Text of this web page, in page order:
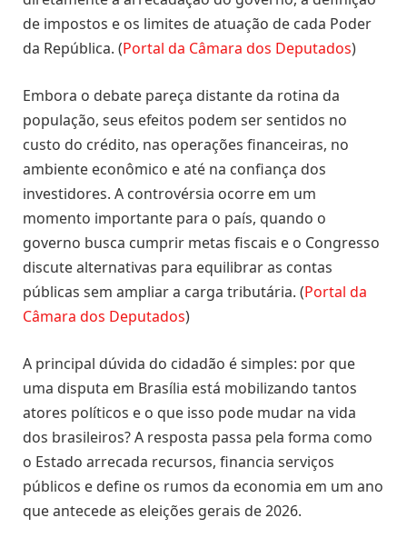
de impostos e os limites de atuação de cada Poder
da República. (Portal da Câmara dos Deputados)
Embora o debate pareça distante da rotina da
população, seus efeitos podem ser sentidos no
custo do crédito, nas operações financeiras, no
ambiente econômico e até na confiança dos
investidores. A controvérsia ocorre em um
momento importante para o país, quando o
governo busca cumprir metas fiscais e o Congresso
discute alternativas para equilibrar as contas
públicas sem ampliar a carga tributária. (Portal da
Câmara dos Deputados)
A principal dúvida do cidadão é simples: por que
uma disputa em Brasília está mobilizando tantos
atores políticos e o que isso pode mudar na vida
dos brasileiros? A resposta passa pela forma como
o Estado arrecada recursos, financia serviços
públicos e define os rumos da economia em um ano
que antecede as eleições gerais de 2026.